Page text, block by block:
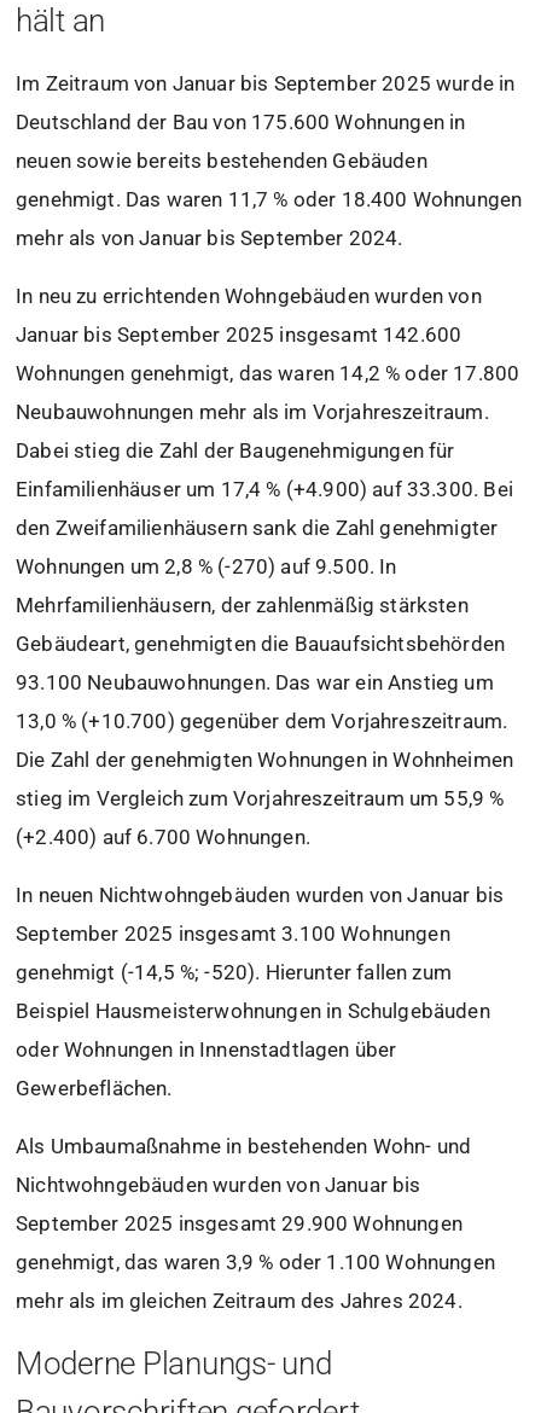
hält an
Im Zeitraum von Januar bis September 2025 wurde in
Deutschland der Bau von 175.600 Wohnungen in
neuen sowie bereits bestehenden Gebäuden
genehmigt. Das waren 11,7 % oder 18.400 Wohnungen
mehr als von Januar bis September 2024.
In neu zu errichtenden Wohngebäuden wurden von
Januar bis September 2025 insgesamt 142.600
Wohnungen genehmigt, das waren 14,2 % oder 17.800
Neubauwohnungen mehr als im Vorjahreszeitraum.
Dabei stieg die Zahl der Baugenehmigungen für
Einfamilienhäuser um 17,4 % (+4.900) auf 33.300. Bei
den Zweifamilienhäusern sank die Zahl genehmigter
Wohnungen um 2,8 % (-270) auf 9.500. In
Mehrfamilienhäusern, der zahlenmäßig stärksten
Gebäudeart, genehmigten die Bauaufsichtsbehörden
93.100 Neubauwohnungen. Das war ein Anstieg um
13,0 % (+10.700) gegenüber dem Vorjahreszeitraum.
Die Zahl der genehmigten Wohnungen in Wohnheimen
stieg im Vergleich zum Vorjahreszeitraum um 55,9 %
(+2.400) auf 6.700 Wohnungen.
In neuen Nichtwohngebäuden wurden von Januar bis
September 2025 insgesamt 3.100 Wohnungen
genehmigt (-14,5 %; -520). Hierunter fallen zum
Beispiel Hausmeisterwohnungen in Schulgebäuden
oder Wohnungen in Innenstadtlagen über
Gewerbeflächen.
Als Umbaumaßnahme in bestehenden Wohn- und
Nichtwohngebäuden wurden von Januar bis
September 2025 insgesamt 29.900 Wohnungen
genehmigt, das waren 3,9 % oder 1.100 Wohnungen
mehr als im gleichen Zeitraum des Jahres 2024.
Moderne Planungs- und